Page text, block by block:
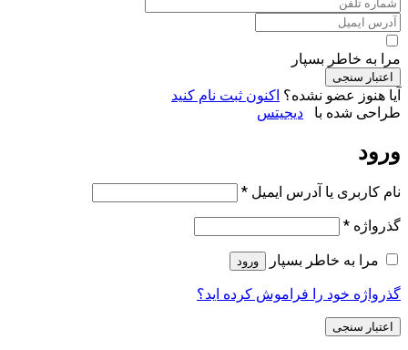
مرا به خاطر بسپار
اعتبار سنجی
آیا هنوز عضو نشده؟ اکنون ثبت نام کنید
طراحی شده با
دیجیتس
ورود
نام کاربری یا آدرس ایمیل *الزامی
گذرواژه *الزامی
مرا به خاطر بسپار ورود
گذرواژه خود را فراموش کرده اید؟
اعتبار سنجی